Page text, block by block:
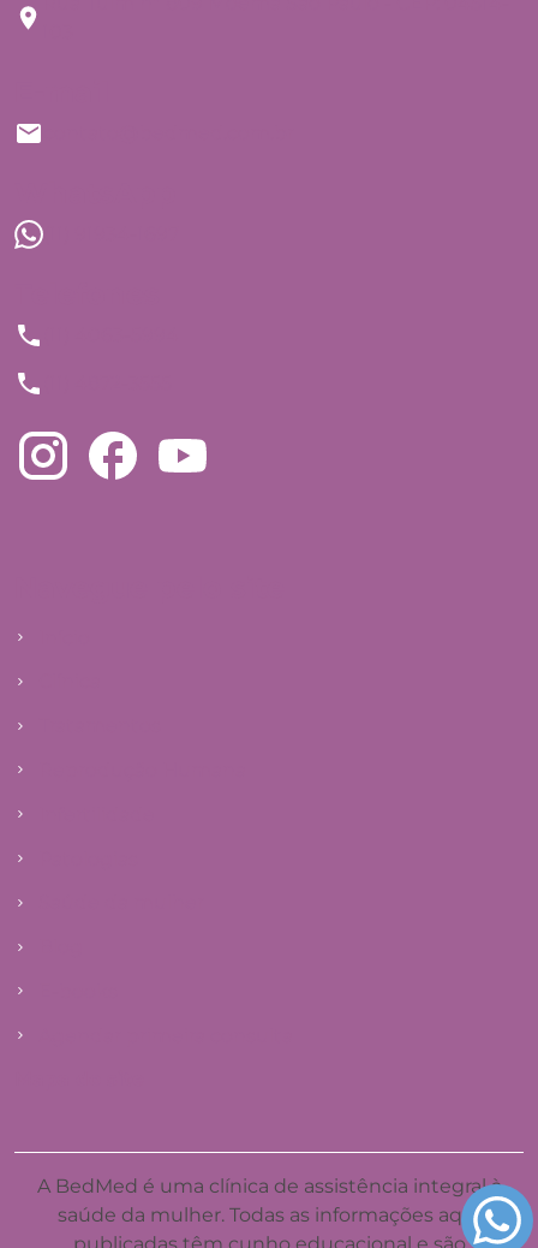
A BedMed é uma clínica de assistência integral à
saúde da mulher. Todas as informações aqui